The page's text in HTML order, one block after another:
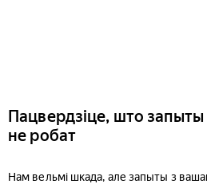
Пацвердзіце, што запыты
не робат
Нам вельмі шкада, але запыты з